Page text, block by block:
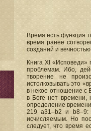
Время есть функция
время ранее
созданий и
Книга XI
проблемам. Ибо,
творение не
истолковывать это
в некое отношение с
в Боге нет времени,
определение
219 а31–b2 и b8–9:
исчисляемым. Но
следует, что время